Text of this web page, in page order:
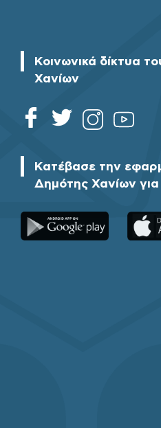
Κοινωνικά δίκτυα
Χανίων
Κατέβασε την
Δημότης Χανίων για